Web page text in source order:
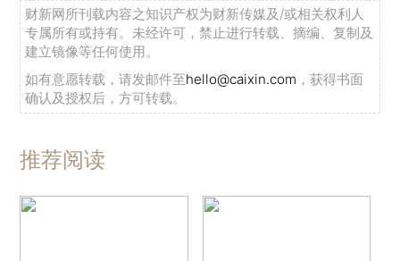
财新网所刊载内容之知识产权为财新传媒及/或相关权利人
专属所有或持有。未经许可，禁止进行转载、摘编、复制及
建立镜像等任何使用。
如有意愿转载，请发邮件至hello@caixin.com ，获得书面
确认及授权后，方可转载。
推荐阅读